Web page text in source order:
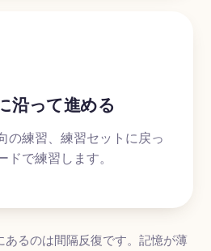
沿って進める
の練習、練習セットに戻っ
ドで練習します。
あるのは間隔反復です。記憶が薄